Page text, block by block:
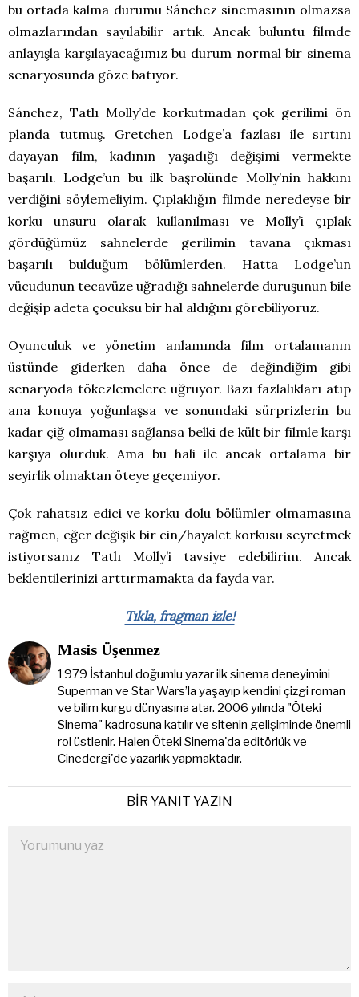
bu ortada kalma durumu Sánchez sinemasının olmazsa
olmazlarından sayılabilir artık. Ancak buluntu filmde
anlayışla karşılayacağımız bu durum normal bir sinema
senaryosunda göze batıyor.
Sánchez, Tatlı Molly’de korkutmadan çok gerilimi ön
planda tutmuş. Gretchen Lodge’a fazlası ile sırtını
dayayan film, kadının yaşadığı değişimi vermekte
başarılı. Lodge’un bu ilk başrolünde Molly’nin hakkını
verdiğini söylemeliyim. Çıplaklığın filmde neredeyse bir
korku unsuru olarak kullanılması ve Molly’i çıplak
gördüğümüz sahnelerde gerilimin tavana çıkması
başarılı bulduğum bölümlerden. Hatta Lodge’un
vücudunun tecavüze uğradığı sahnelerde duruşunun bile
değişip adeta çocuksu bir hal aldığını görebiliyoruz.
Oyunculuk ve yönetim anlamında film ortalamanın
üstünde giderken daha önce de değindiğim gibi
senaryoda tökezlemelere uğruyor. Bazı fazlalıkları atıp
ana konuya yoğunlaşsa ve sonundaki sürprizlerin bu
kadar çiğ olmaması sağlansa belki de kült bir filmle karşı
karşıya olurduk. Ama bu hali ile ancak ortalama bir
seyirlik olmaktan öteye geçemiyor.
Çok rahatsız edici ve korku dolu bölümler olmamasına
rağmen, eğer değişik bir cin/hayalet korkusu seyretmek
istiyorsanız Tatlı Molly’i tavsiye edebilirim. Ancak
beklentilerinizi arttırmamakta da fayda var.
Tıkla, fragman izle!
Masis Üşenmez
1979 İstanbul doğumlu yazar ilk sinema deneyimini
Superman ve Star Wars’la yaşayıp kendini çizgi roman
ve bilim kurgu dünyasına atar. 2006 yılında "Öteki
Sinema" kadrosuna katılır ve sitenin gelişiminde önemli
rol üstlenir. Halen Öteki Sinema'da editörlük ve
Cinedergi'de yazarlık yapmaktadır.
BIR YANIT YAZIN